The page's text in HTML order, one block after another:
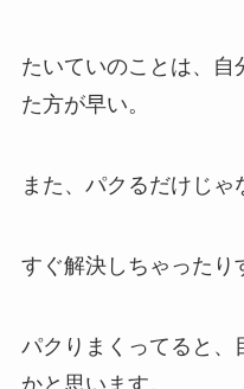
たいていのことは、自
た方が早い。
また、パクるだけじゃ
すぐ解決しちゃったり
パクりまくってると、
かと思います。